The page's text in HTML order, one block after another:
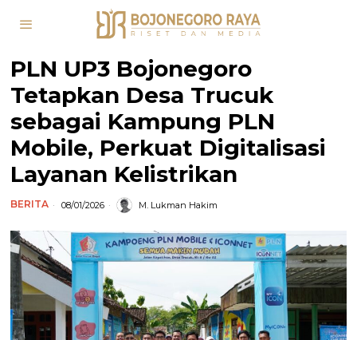
PLN UP3 Bojonegoro
Tetapkan Desa Trucuk
sebagai Kampung PLN
Mobile, Perkuat Digitalisasi
Layanan Kelistrikan
BERITA 08/01/2026 M. Lukman Hakim